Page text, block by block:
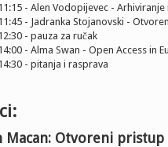
- Alen Vodopijevec -
- Jadranka Stojanovski -
- pauza za ručak
- Alma Swan - Open Access in
- pitanja i rasprava
Macan: Otvoreni